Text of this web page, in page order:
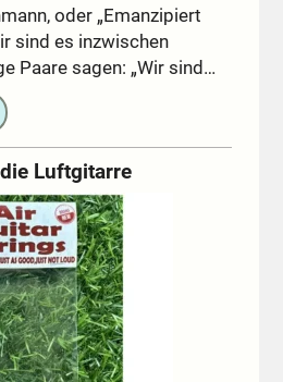
oder „Emanzipiert
sind es inzwischen
Paare sagen: „Wir sind…
Luftgitarre